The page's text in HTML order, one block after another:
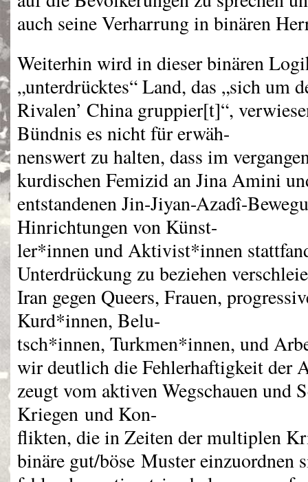
auch seine Verharrung in binären
Weiterhin wird in dieser binären
„unterdrücktes“ Land, das „sich um
Rivalen’ China gruppier[t]“,
Bündnis es nicht für erwäh-
nenswert zu halten, dass im
kurdischen Femizid an Jina Amini
entstandenen Jin-Jiyan-Azadî-
Hinrichtungen von Künst-
ler*innen und Aktivist*innen
Unterdrückung zu beziehen
Iran gegen Queers, Frauen,
Kurd*innen, Belu-
tsch*innen, Turkmen*innen, und
wir deutlich die Fehlerhaftigkeit der
zeugt vom aktiven Wegschauen und
Kriegen und Kon-
flikten, die in Zeiten der multiplen
binäre gut/böse Muster einzuordnen